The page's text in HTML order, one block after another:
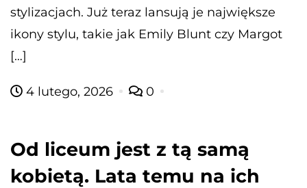
stylizacjach. Już teraz lansują je największe
ikony stylu, takie jak Emily Blunt czy Margot
[…]
4 lutego, 2026 0
Od liceum jest z tą samą
kobietą. Lata temu na ich